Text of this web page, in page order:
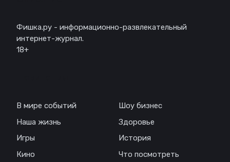
Фишка.ру - информационно-развлекательный
интернет-журнал.
18+
В мире событий
Наша жизнь
Игры
Кино
Шоу бизнес
Здоровье
История
Что посмотреть